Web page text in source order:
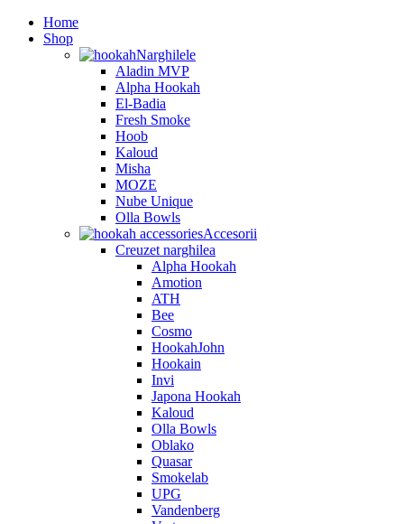
Home
Shop
Narghilele
Aladin MVP
Alpha Hookah
El-Badia
Fresh Smoke
Hoob
Kaloud
Misha
MOZE
Nube Unique
Olla Bowls
Accesorii
Creuzet narghilea
Alpha Hookah
Amotion
ATH
Bee
Cosmo
HookahJohn
Hookain
Invi
Japona Hookah
Kaloud
Olla Bowls
Oblako
Quasar
Smokelab
UPG
Vandenberg